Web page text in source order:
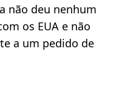
não deu nenhum
os EUA e não
a um pedido de